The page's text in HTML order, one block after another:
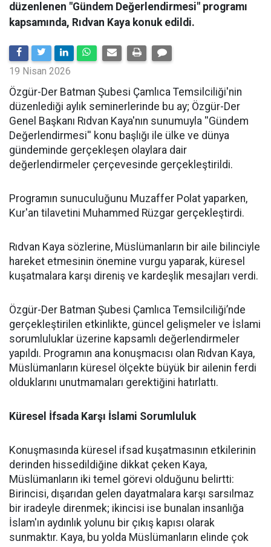
düzenlenen "Gündem Değerlendirmesi" programı
kapsamında, Rıdvan Kaya konuk edildi.
19 Nisan 2026
​Özgür-Der Batman Şubesi Çamlıca Temsilciliği'nin
düzenlediği aylık seminerlerinde bu ay; Özgür-Der
Genel Başkanı Rıdvan Kaya'nın sunumuyla ''Gündem
Değerlendirmesi'' konu başlığı ile ülke ve dünya
gündeminde gerçekleşen olaylara dair
değerlendirmeler çerçevesinde gerçekleştirildi.
Programın sunuculuğunu Muzaffer Polat yaparken,
Kur'an tilavetini Muhammed Rüzgar gerçekleştirdi.
Rıdvan Kaya sözlerine, Müslümanların bir aile bilinciyle
hareket etmesinin önemine vurgu yaparak, küresel
kuşatmalara karşı direniş ve kardeşlik mesajları verdi.
Özgür-Der Batman Şubesi Çamlıca Temsilciliği’nde
gerçekleştirilen etkinlikte, güncel gelişmeler ve İslami
sorumluluklar üzerine kapsamlı değerlendirmeler
yapıldı. Programın ana konuşmacısı olan Rıdvan Kaya,
Müslümanların küresel ölçekte büyük bir ailenin ferdi
olduklarını unutmamaları gerektiğini hatırlattı.
Küresel İfsada Karşı İslami Sorumluluk
Konuşmasında küresel ifsad kuşatmasının etkilerinin
derinden hissedildiğine dikkat çeken Kaya,
Müslümanların iki temel görevi olduğunu belirtti:
Birincisi, dışarıdan gelen dayatmalara karşı sarsılmaz
bir iradeyle direnmek; ikincisi ise bunalan insanlığa
İslam'ın aydınlık yolunu bir çıkış kapısı olarak
sunmaktır. Kaya, bu yolda Müslümanların elinde çok